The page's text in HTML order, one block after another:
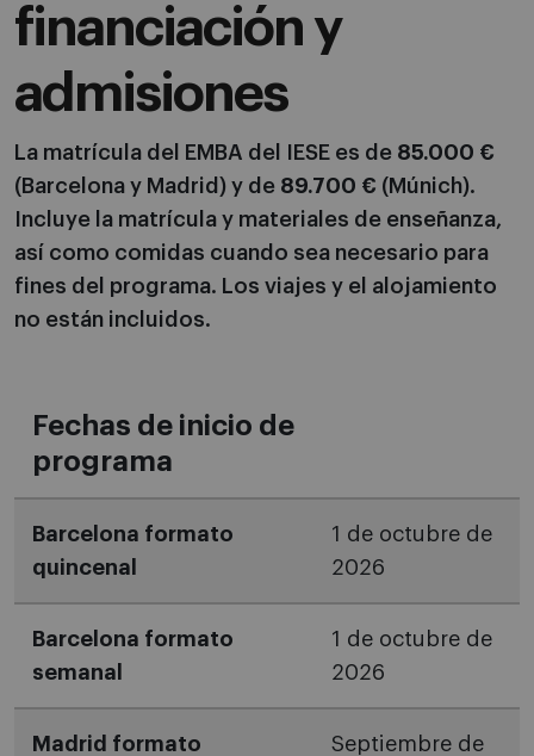
financiación y
admisiones
La matrícula del EMBA del IESE es de 85.000 €
(Barcelona y Madrid) y de 89.700 € (Múnich).
Incluye la matrícula y materiales de enseñanza,
así como comidas cuando sea necesario para
fines del programa. Los viajes y el alojamiento
no están incluidos.
Fechas de inicio de
programa
Barcelona formato
quincenal
1 de octubre de
2026
Barcelona formato
semanal
1 de octubre de
2026
Madrid formato
Septiembre de